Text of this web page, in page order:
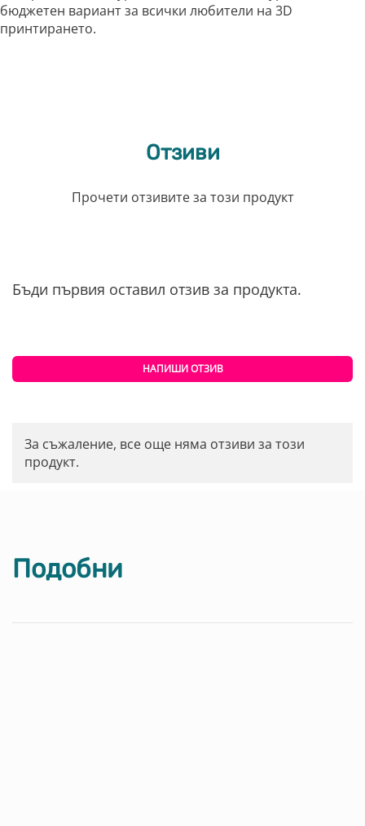
бюджетен вариант за всички любители на 3D
принтирането.
Отзиви
Прочети отзивите за този продукт
Бъди първия оставил отзив за продукта.
НАПИШИ ОТЗИВ
За съжаление, все още няма отзиви за този
продукт.
Подобни